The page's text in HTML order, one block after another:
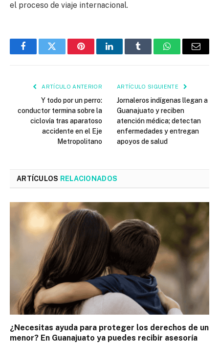
el proceso de viaje internacional.
FacebookTwitter PinterestLinkedInTumblr WhatsAppEmail
ARTÍCULO ANTERIOR
Y todo por un perro:
conductor termina sobre la
ciclovía tras aparatoso
accidente en el Eje
Metropolitano
ARTÍCULO SIGUIENTE
Jornaleros indígenas llegan a
Guanajuato y reciben
atención médica; detectan
enfermedades y entregan
apoyos de salud
ARTÍCULOS RELACIONADOS
¿Necesitas ayuda para proteger los derechos de un
menor? En Guanajuato ya puedes recibir asesoría